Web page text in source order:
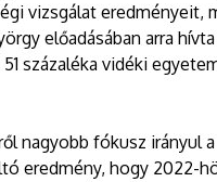
vizsgálat eredményeit,
előadásában arra
százaléka vidéki
nagyobb fókusz irányul
eredmény, hogy 2022-